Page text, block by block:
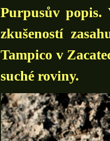
Purpusův popis.
zkušeností
Tampico v
suché roviny.